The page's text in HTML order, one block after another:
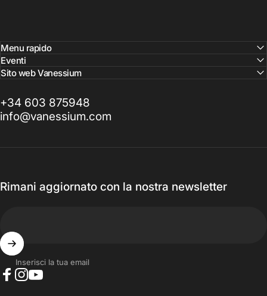
Menu rapido
Eventi
Sito web Vanessium
+34 603 875948
info@vanessium.com
Rimani aggiornato con la nostra newsletter
Inserisci la tua email